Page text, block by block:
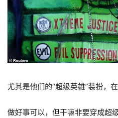
尤其是他们的“超级英雄”装扮，
做好事可以，但干嘛非要穿成超